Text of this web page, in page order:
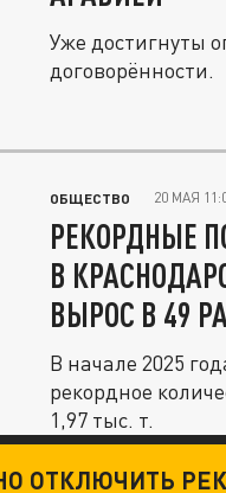
Уже достигнуты
договорённости.
ОБЩЕСТВО 20 МАЯ
РЕКОРДНЫЕ
В
ВЫРОС В 49
В начале 2025
рекордное
1,97 тыс. т.
ОТКЛЮЧИТЬ